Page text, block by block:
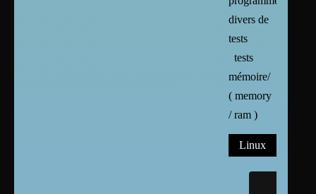
divers de
tests
tests
mémoire/
( memory
/ ram )
Linux